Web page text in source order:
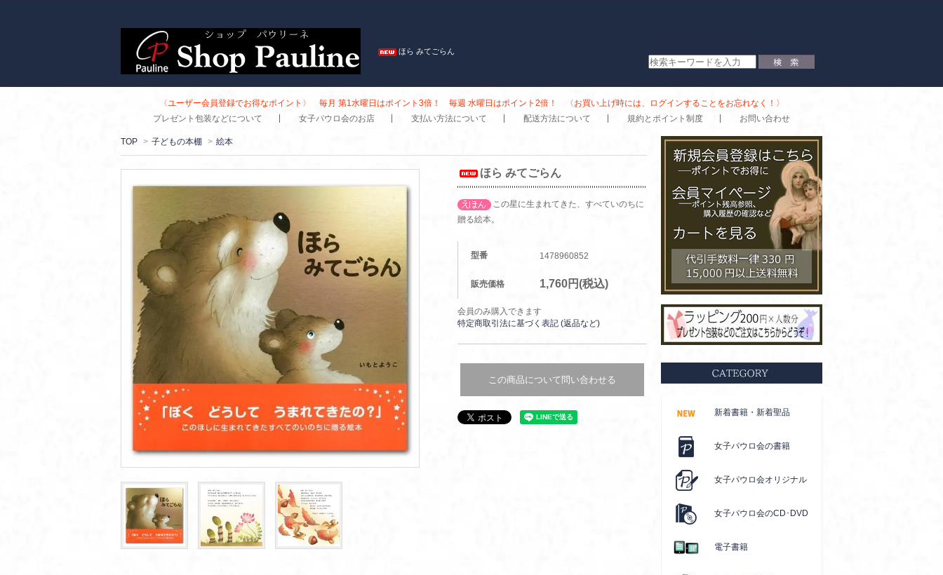
ほら みてごらん
〈ユーザー会員登録でお得なポイント〉 毎月 第1水曜日はポイント3倍！ 毎週 水曜日はポイント2倍！ 〈お買い上げ時には、ログインすることをお忘れなく！〉
プレゼント包装などについて
女子パウロ会のお店 支払い方法について 配送方法について 規約とポイント制度 お問い合わせ
TOP > 子どもの本棚 > 絵本
ほら みてごらん
この星に生まれてきた、すべていのちに
贈る絵本。
型番 1478960852
販売価格 1,760円(税込)
会員のみ購入できます
特定商取引法に基づく表記 (返品など)
この商品について問い合わせる
新着書籍・新着聖品
女子パウロ会の書籍
女子パウロ会オリジナル
女子パウロ会のCD･DVD
電子書籍